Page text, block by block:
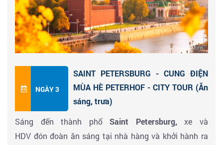
có lối kiến trúc riêng và câu chuyện riêng. Đoàn tự do
thưởng thức bữa trưa nhiều lựa chọn tại trung tâm
thương mại tráng lệ hay tại các quán caffee phong
cách Nga - Âu.
Buổi chiều đoàn tiếp tục tham quanĐiện Kremli
Điện
Kremlin thường đóng cửa vào thứ Năm ) : Điện Kremlin
từng là nơi ở của các Sa hoàng và hiện nay là nơi làm
việc chính thức của Tổng thống, mặc dù Tổng thống
không sống ở Điện Kremlin & Nơi có bảo tàng Kremlin
NGÀY 3
SAINT PETERSBURG - CUNG ĐIỆN
MÙA HÈ PETERHOF - CITY TOUR (Ăn
sáng, trưa)
Sáng đến thành phốSaint Petersburg,xe và
HDV đón đoàn ăn sáng tại nhà hàng và khởi hành ra